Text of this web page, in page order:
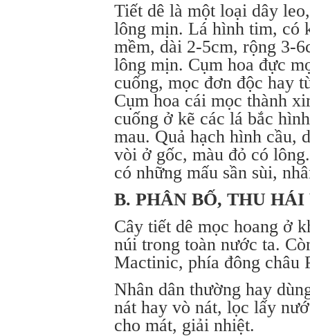
Tiết dê là một loại dây
lông mịn. Lá hình tim, có
mềm, dài 2-5cm, rộng 3-
lông mịn. Cụm hoa đực
cuống, mọc đơn độc hay
Cụm hoa cái mọc thành
cuống ở kẽ các lá bắc
mau. Quả hạch hình cầu,
vòi ở gốc, màu đỏ có
có những mấu sần sùi,
B. PHÂN BỐ, THU
Cây tiết dê mọc hoang ở
núi trong toàn nước ta.
Mactinic, phía đông châu
Nhân dân thường hay
nát hay vò nát, lọc lấy
cho mát, giải nhiệt.